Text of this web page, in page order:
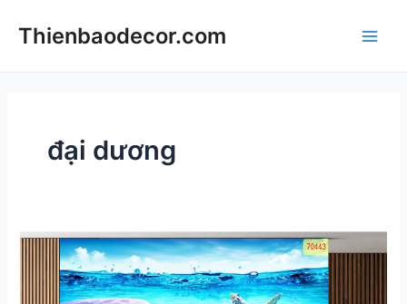
Thienbaodecor.com
đại dương